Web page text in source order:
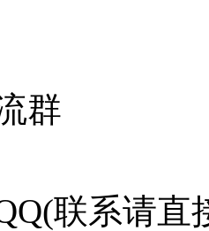
群
联系请直